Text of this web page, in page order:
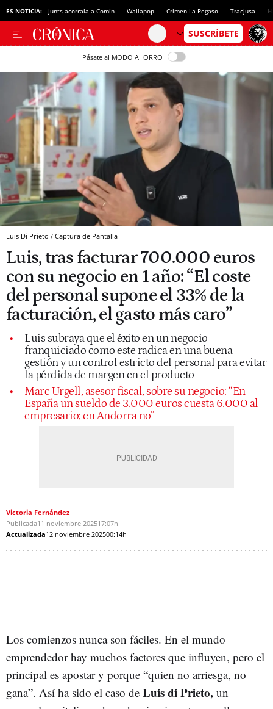
ES NOTICIA: Junts acorrala a Comín Wallapop Crimen La Pegaso Tracjusa
Pásate al MODO AHORRO
Luis Di Prieto / Captura de Pantalla
Luis, tras facturar 700.000 euros
con su negocio en 1 año: “El coste
del personal supone el 33% de la
facturación, el gasto más caro”
Luis subraya que el éxito en un negocio
franquiciado como este radica en una buena
gestión y un control estricto del personal para evitar
la pérdida de margen en el producto
Marc Urgell, asesor fiscal, sobre su negocio: “En
España un sueldo de 3.000 euros cuesta 6.000 al
empresario; en Andorra no”
Victoria Fernández
Publicada11 noviembre 202517:07h
Actualizada12 noviembre 202500:14h
Los comienzos nunca son fáciles. En el mundo
emprendedor hay muchos factores que influyen, pero el
principal es apostar y porque “quien no arriesga, no
gana”. Así ha sido el caso de Luis di Prieto, un